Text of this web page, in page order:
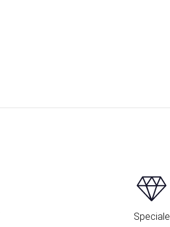
Speciale